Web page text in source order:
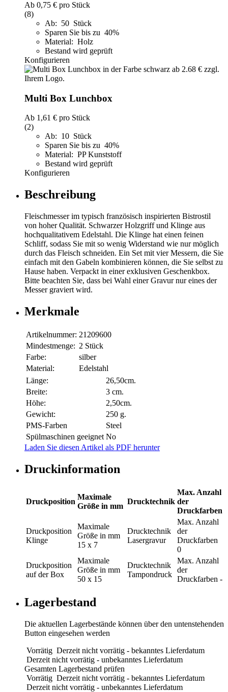
Ab 0,75 € pro Stück
(8)
Ab: 50 Stück
Sparen Sie bis zu 40%
Material: Holz
Bestand wird geprüft
Konfigurieren
Multi Box Lunchbox
Ab 1,61 € pro Stück
(2)
Ab: 10 Stück
Sparen Sie bis zu 40%
Material: PP Kunststoff
Bestand wird geprüft
Konfigurieren
Beschreibung
Fleischmesser im typisch französisch inspirierten Bistrostil
von hoher Qualität. Schwarzer Holzgriff und Klinge aus
hochqualitativem Edelstahl. Die Klinge hat einen feinen
Schliff, sodass Sie mit so wenig Widerstand wie nur möglich
durch das Fleisch schneiden. Ein Set mit vier Messern, die Sie
einfach mit den Gabeln kombinieren können, die Sie selbst zu
Hause haben. Verpackt in einer exklusiven Geschenkbox.
Bitte beachten Sie, dass bei Wahl einer Gravur nur eines der
Messer graviert wird.
Merkmale
Artikelnummer: 21209600
Mindestmenge: 2 Stück
Farbe:
silber
Material:
Edelstahl
Länge:
26,50cm.
Breite:
3 cm.
Höhe:
2,50cm.
Gewicht:
250 g.
PMS-Farben
Steel
Spülmaschinen geeignet No
Laden Sie diesen Artikel als PDF herunter
Druckinformation
Druckposition
Maximale
Größe in mm
Drucktechnik
Max. Anzahl
der
Druckfarben
Druckposition
Klinge
Maximale
Größe in mm
15 x 7
Drucktechnik
Lasergravur
Max. Anzahl
der
Druckfarben
0
Druckposition
auf der Box
Maximale
Größe in mm
50 x 15
Drucktechnik
Tampondruck
Max. Anzahl
der
Druckfarben -
Lagerbestand
Die aktuellen Lagerbestände können über den untenstehenden
Button eingesehen werden
Vorrätig Derzeit nicht vorrätig - bekanntes Lieferdatum
Derzeit nicht vorrätig - unbekanntes Lieferdatum
Gesamten Lagerbestand prüfen
Vorrätig Derzeit nicht vorrätig - bekanntes Lieferdatum
Derzeit nicht vorrätig - unbekanntes Lieferdatum